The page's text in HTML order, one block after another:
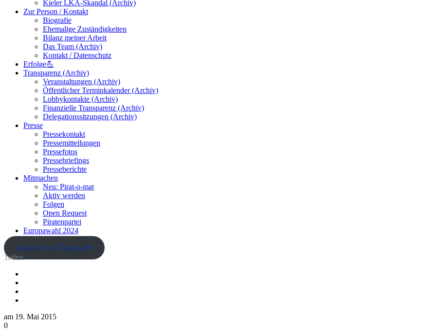
Kieler LKA-Skandal (Archiv)
Zur Person / Kontakt
Biografie
Ehemalige Zuständigkeiten
Bilanz meiner Arbeit
Das Team (Archiv)
Kontakt / Datenschutz
Erfolge💪
Transparenz (Archiv)
Veranstaltungen (Archiv)
Öffentlicher Terminkalender (Archiv)
Lobbykontakte (Archiv)
Finanzielle Transparenz (Archiv)
Delegationssitzungen (Archiv)
Presse
Pressekontakt
Pressemitteilungen
Pressefotos
Pressebriefings
Presseberichte
Mitmachen
Neu: Pirat-o-mat
Aktiv werden
Folgen
Open Request
Piratenpartei
Europawahl 2024
Zurück zur Übersicht
Teilen:
am 19. Mai 2015
0